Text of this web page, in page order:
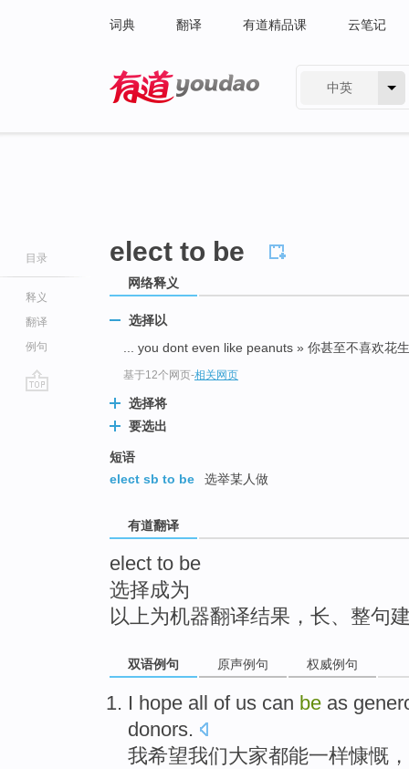
词典 翻译 有道精品课 云笔记
中英
目录
释义
翻译
例句
elect to be
网络释义
选择以
... you dont even like peanuts » 你甚至不喜欢花
基于12个网页-相关网页
选择将
要选出
短语
elect sb to be
选举某人做
有道翻译
elect to be
选择成为
以上为机器翻译结果，长、整句
双语例句 原声例句 权威例句
I hope all of us can be as
donors.
我希望我们大家都能一样慷慨 ，